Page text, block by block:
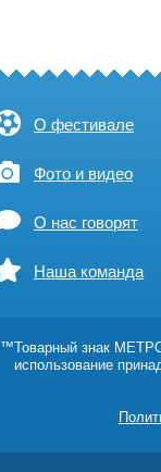
О фестивале
Фото и видео
О нас говорят
Наша команда
™Товарный знак
использование